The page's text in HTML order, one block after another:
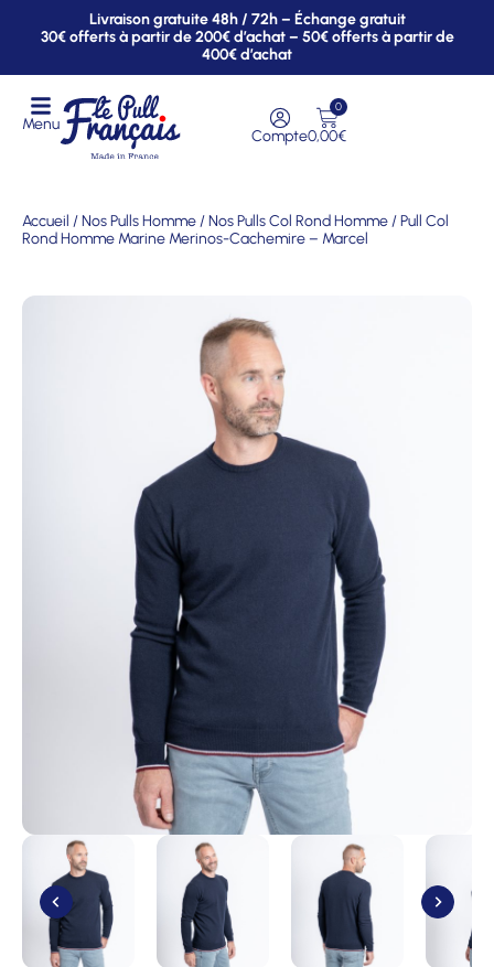
Livraison gratuite 48h / 72h – Échange gratuit
30€ offerts à partir de 200€ d’achat – 50€ offerts à partir de
400€ d’achat
Menu
Compte0,00€
0
Accueil /Nos Pulls Homme /Nos Pulls Col Rond Homme / Pull Col
Rond Homme Marine Merinos-Cachemire – Marcel